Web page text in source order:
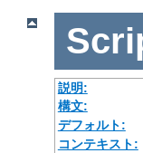
説明:
構文:
デフォルト:
コンテキスト: